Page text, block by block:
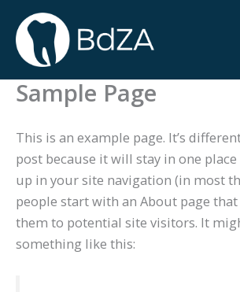
Inhalt
springen
Sample Page
This is an example page. It’s
post because it will stay in one
up in your site navigation (in most
people start with an About page
them to potential site visitors. It
something like this: